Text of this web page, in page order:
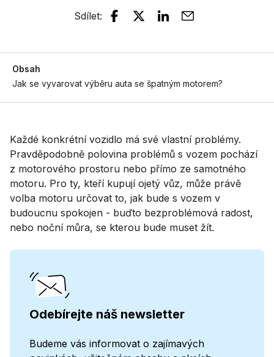
Sdílet:
Obsah
Jak se vyvarovat výběru auta se špatným motorem?
Každé konkrétní vozidlo má své vlastní problémy.
Pravděpodobně polovina problémů s vozem pochází
z motorového prostoru nebo přímo ze samotného
motoru. Pro ty, kteří kupují ojetý vůz, může právě
volba motoru určovat to, jak bude s vozem v
budoucnu spokojen - buďto bezproblémová radost,
nebo noční můra, se kterou bude muset žít.
Odebírejte náš newsletter
Budeme vás informovat o zajímavých